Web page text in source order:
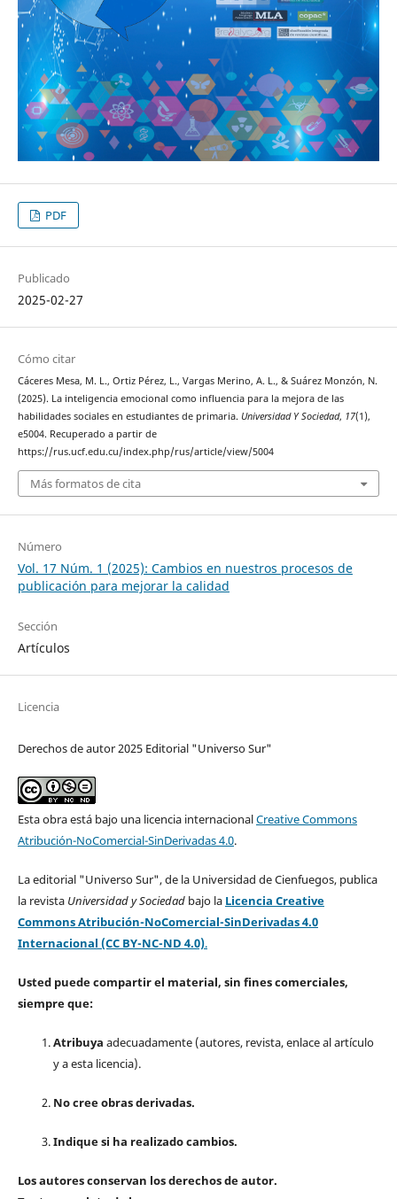
PDF
Publicado
2025-02-27
Cómo citar
Cáceres Mesa, M. L., Ortiz Pérez, L., Vargas Merino, A. L., & Suárez Monzón, N.
(2025). La inteligencia emocional como influencia para la mejora de las
habilidades sociales en estudiantes de primaria. Universidad Y Sociedad, 17(1),
e5004. Recuperado a partir de
https://rus.ucf.edu.cu/index.php/rus/article/view/5004
Más formatos de cita
Número
Vol. 17 Núm. 1 (2025): Cambios en nuestros procesos de
publicación para mejorar la calidad
Sección
Artículos
Licencia
Derechos de autor 2025 Editorial "Universo Sur"
Esta obra está bajo una licencia internacionalCreative Commons
Atribución-NoComercial-SinDerivadas 4.0.
La editorial "Universo Sur", de la Universidad de Cienfuegos, publica
la revista Universidad y Sociedad bajo la Licencia Creative
Commons Atribución-NoComercial-SinDerivadas 4.0
Internacional (CC BY-NC-ND 4.0).
Usted puede compartir el material, sin fines comerciales,
siempre que:
Atribuya adecuadamente (autores, revista, enlace al artículo
y a esta licencia).
No cree obras derivadas.
Indique si ha realizado cambios.
Los autores conservan los derechos de autor.